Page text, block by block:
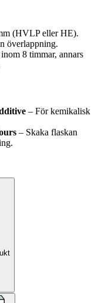
(HVLP eller HE).
överlappning.
8 timmar, annars
– För kemikalisk
– Skaka flaskan